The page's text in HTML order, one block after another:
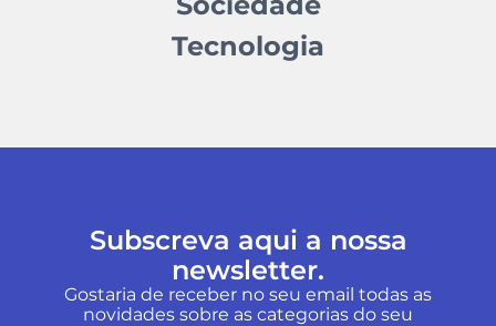
Tecnologia
Subscreva aqui a nossa
newsletter.
Gostaria de receber no seu email todas as
novidades sobre as categorias do seu